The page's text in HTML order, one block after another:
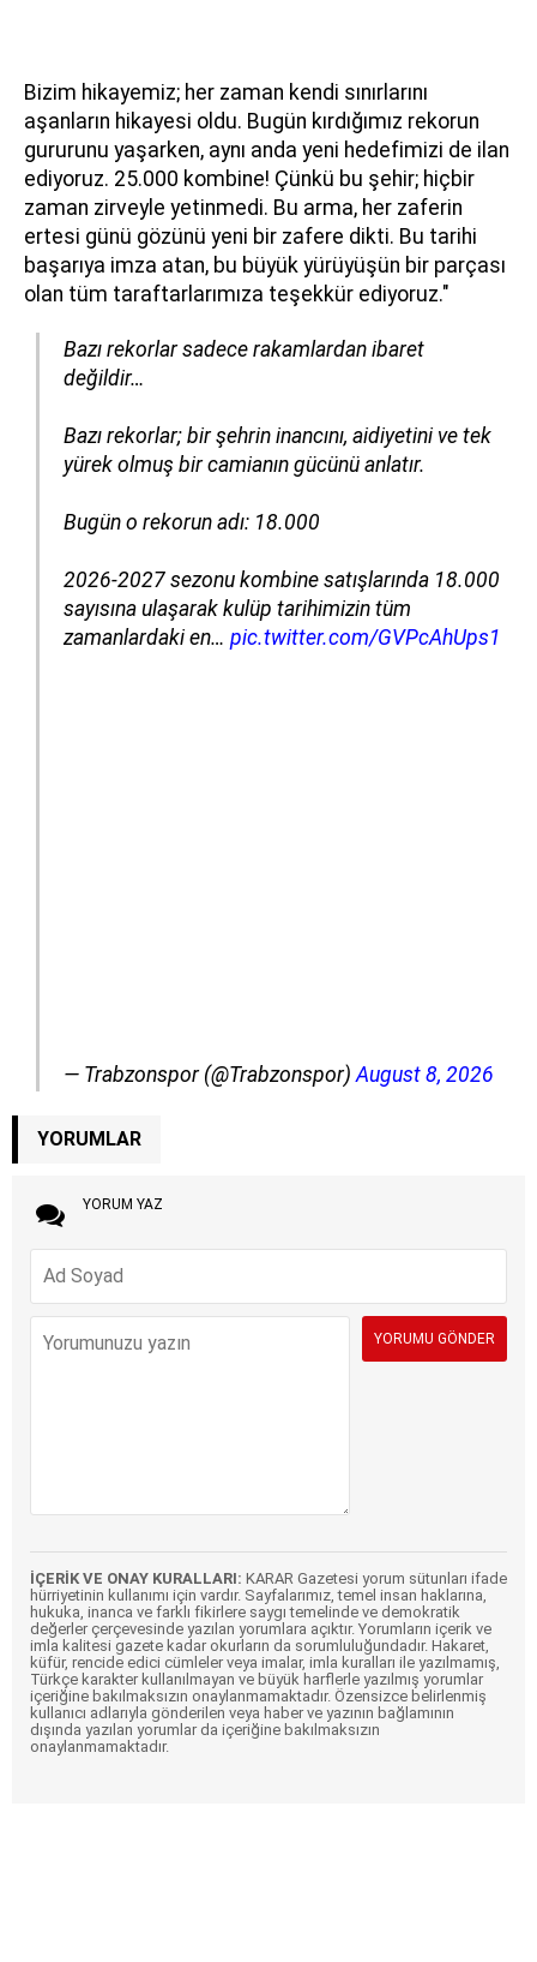
Bizim hikayemiz; her zaman kendi sınırlarını
aşanların hikayesi oldu. Bugün kırdığımız rekorun
gururunu yaşarken, aynı anda yeni hedefimizi de ilan
ediyoruz. 25.000 kombine! Çünkü bu şehir; hiçbir
zaman zirveyle yetinmedi. Bu arma, her zaferin
ertesi günü gözünü yeni bir zafere dikti. Bu tarihi
başarıya imza atan, bu büyük yürüyüşün bir parçası
olan tüm taraftarlarımıza teşekkür ediyoruz."
Bazı rekorlar sadece rakamlardan ibaret
değildir…
Bazı rekorlar; bir şehrin inancını, aidiyetini ve tek
yürek olmuş bir camianın gücünü anlatır.
Bugün o rekorun adı: 18.000
2026-2027 sezonu kombine satışlarında 18.000
sayısına ulaşarak kulüp tarihimizin tüm
zamanlardaki en… pic.twitter.com/GVPcAhUps1
— Trabzonspor (@Trabzonspor) August 8, 2026
YORUMLAR
YORUM YAZ
İÇERİK VE ONAY KURALLARI: KARAR Gazetesi yorum sütunları ifade
hürriyetinin kullanımı için vardır. Sayfalarımız, temel insan haklarına,
hukuka, inanca ve farklı fikirlere saygı temelinde ve demokratik
değerler çerçevesinde yazılan yorumlara açıktır. Yorumların içerik ve
imla kalitesi gazete kadar okurların da sorumluluğundadır. Hakaret,
küfür, rencide edici cümleler veya imalar, imla kuralları ile yazılmamış,
Türkçe karakter kullanılmayan ve büyük harflerle yazılmış yorumlar
içeriğine bakılmaksızın onaylanmamaktadır. Özensizce belirlenmiş
kullanıcı adlarıyla gönderilen veya haber ve yazının bağlamının
dışında yazılan yorumlar da içeriğine bakılmaksızın
onaylanmamaktadır.